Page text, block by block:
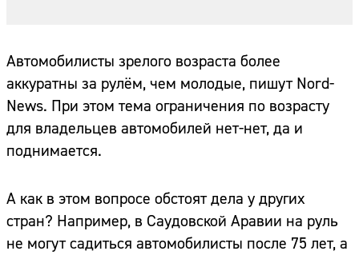
Автомобилисты зрелого возраста более
аккуратны за рулём, чем молодые, пишут Nord-
News. При этом тема ограничения по возрасту
для владельцев автомобилей нет-нет, да и
поднимается.
А как в этом вопросе обстоят дела у других
стран? Например, в Саудовской Аравии на руль
не могут садиться автомобилисты после 75 лет, а